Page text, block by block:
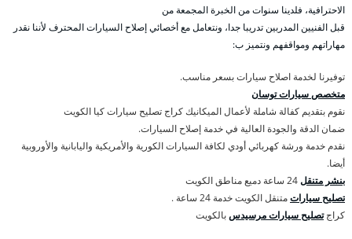
الاحترافية، فلدينا سنوات من الخبرة المجمعة من
قبل الفنيين المدربين تدريبا جدا، ونتعامل مع أخصائي إصلاح السيارات المحترف لأننا نقدر
مهاراتهم ومواقفهم ونتميز ب:
توفيرنا لخدمة اصلاح سيارات بسعر مناسب.
متخصص سيارات توسان
نقوم بتقديم كفالة شاملة لأعمال الميكانيك كراج تصليح سيارات كيا الكويت
ضمان الدقة والجودة العالية في خدمة إصلاح السيارات.
نقدم خدمة ورشة كهربائي أودي لكافة السيارات الكورية والأمريكية واليابانية والأوروبية
أيضا.
بنشر متنقل
تصليح سياراتمتنقل الكويت خدمة 24 ساعة .
كراجتصليح سيارات مرسيدسبالكويت